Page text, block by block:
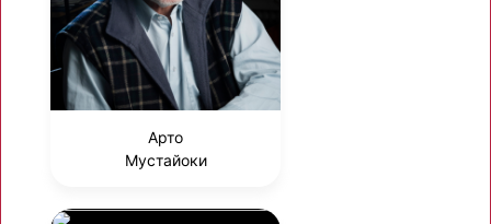
Арто
Мустайоки